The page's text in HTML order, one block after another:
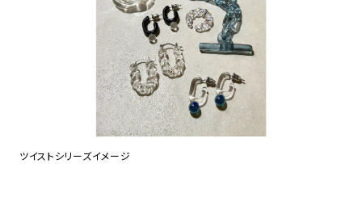
ツイストシリーズイメージ